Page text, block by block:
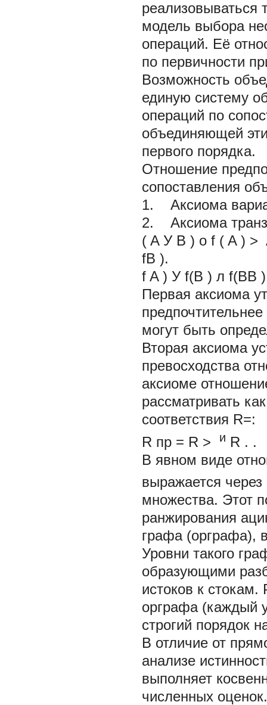
реализовываться
модель выбора
операций. Её
по первичности
Возможность
единую систему
операций по
объединяющей
первого порядка.
Отношение
сопоставления
1. Аксиома
2. Аксиома
( A У B ) о f ( A ) >
fB ).
f A ) У f(B ) л f(BB
Первая аксиома
могут быть
Вторая аксиома
превосходства
аксиоме
рассматривать
соответствия R=:
R пр = R > и R . .
В явном виде
выражается через
множества. Этот
ранжирования
графа (орграфа),
Уровни такого
образующими
истоков к
орграфа (каждый
строгий порядок
В отличие от
анализе
выполняет
численных